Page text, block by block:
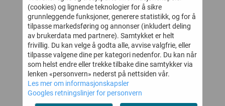
MOLO T-SKJORTE
RILEY BLUISH
(cookies) og lignende teknologier for å sikre
grunnleggende funksjoner, generere statistikk, og for å
tilpasse markedsføring og annonser (inkludert deling
av brukerdata med partnere). Samtykket er helt
frivillig. Du kan velge å godta alle, avvise valgfrie, eller
tilpasse valgene dine per kategori nedenfor. Du kan når
som helst endre eller trekke tilbake dine samtykker via
lenken «personvern» nederst på nettsiden vår.
Les mer om informasjonskapsler
Googles retningslinjer for personvern